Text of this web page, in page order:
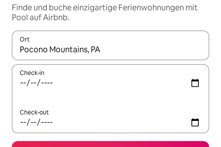
Finde und buche einzigartige Ferienwohnungen mit
Pool auf Airbnb.
Ort
Wenn Ergebnisse verfügbar sind, navigiere mit den
Check-in
Check-out